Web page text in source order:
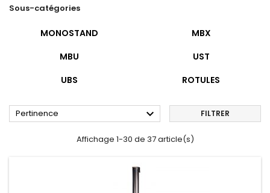
Sous-catégories
MONOSTAND
MBX
MBU
UST
UBS
ROTULES
Pertinence  FILTRER
Affichage 1-30 de 37 article(s)